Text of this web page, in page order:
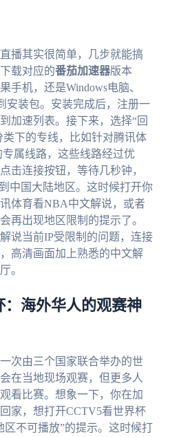
播其实很简单，几步就能搞
载对应的番茄加速器版本
机，还是Windows电脑、
安装包。安装完成后，注册一
加速列表。接下来，选择“回
类下的专线，比如针对腾讯体
属线路，这些线路经过优
击连接按钮，等待几秒钟，
中国大陆地区。这时候打开你
体育看NBA中文解说，或者
再出现地区限制的提示了。
说当前IP受限制的问题，连接
高清画面加上熟悉的中文解
。
海外华人的观赛神
次由三个国家联合举办的世
在当地现场观赛，但更多人
看比赛。想象一下，你在加
家，想打开CCTV5看世界杯
区不可播放”的提示。这时候打